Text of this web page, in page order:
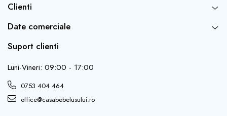
Clienti
Date comerciale
Suport clienti
Luni-Vineri: 09:00 - 17:00
0753 404 464
office@casabebelusului.ro